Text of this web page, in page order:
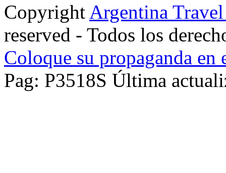
Copyright Argentina
reserved - Todos los
Coloque su propaganda en
Pag: P3518S Última